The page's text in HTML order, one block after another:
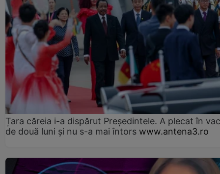
Țara căreia i-a dispărut Președintele. A plecat în
de două luni și nu s-a mai întors www.antena3.ro